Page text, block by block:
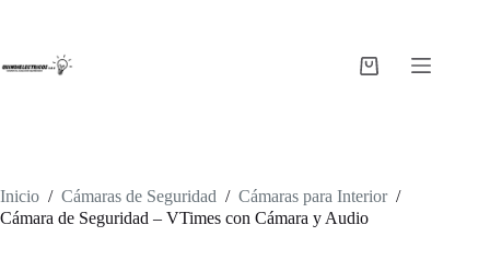
Carro
Inicio / Cámaras de Seguridad / Cámaras para Interior /
Cámara de Seguridad – VTimes con Cámara y Audio